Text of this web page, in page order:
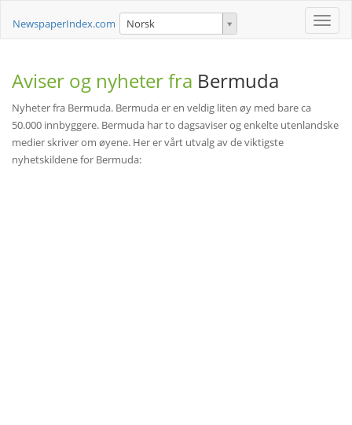
Toggle
NewspaperIndex.com Norsk
Aviser og nyheter fra Bermuda
Nyheter fra Bermuda. Bermuda er en veldig liten øy med bare ca
50.000 innbyggere. Bermuda har to dagsaviser og enkelte utenlandske
medier skriver om øyene. Her er vårt utvalg av de viktigste
nyhetskildene for Bermuda: